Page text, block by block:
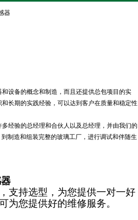
器
设备的概念和制造，而且还提供总包项目的实
长期的实践经验，可以达到客户在质量和稳定性
经验的总经理和合伙人以及总经理，并由我们的
制造和组装完整的玻璃工厂，进行调试和伴随生
支持选型，为您提供一对一好
为您提供好的维修服务。